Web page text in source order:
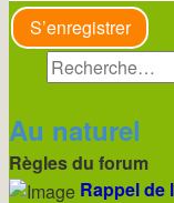
S’enregistrer
Au naturel
Règles du forum
Rappel de